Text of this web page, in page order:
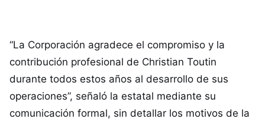
“La Corporación agradece el compromiso y la
contribución profesional de Christian Toutin
durante todos estos años al desarrollo de sus
operaciones”, señaló la estatal mediante su
comunicación formal, sin detallar los motivos de la